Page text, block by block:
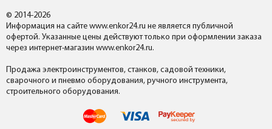
© 2014-2026
Информация на сайте www.enkor24.ru не является публичной
офертой. Указанные цены действуют только при оформлении заказа
через интернет-магазин www.enkor24.ru.
Продажа электроинструментов, станков, садовой техники,
сварочного и пневмо оборудования, ручного инструмента,
строительного оборудования.